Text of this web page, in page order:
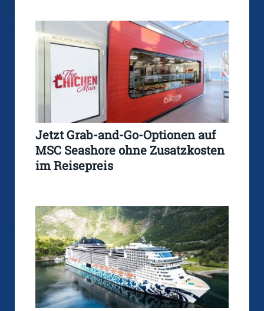
Jetzt Grab-and-Go-Optionen auf
MSC Seashore ohne Zusatzkosten
im Reisepreis